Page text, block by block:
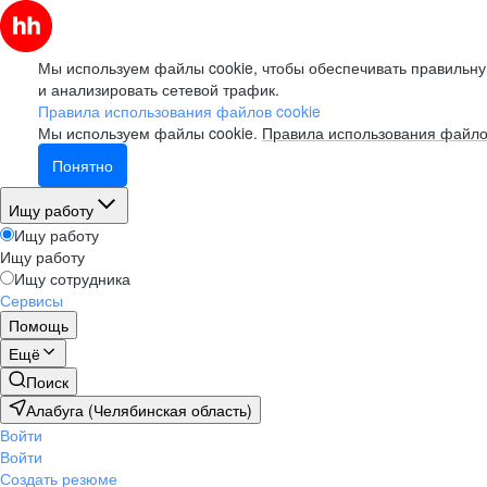
Мы используем файлы cookie, чтобы обеспечивать
и анализировать сетевой трафик.
Правила использования файлов cookie
Мы используем файлы cookie. Правила использования
Понятно
Ищу работу
Ищу работу
Ищу работу
Ищу сотрудника
Сервисы
Помощь
Ещё
Поиск
Алабуга (Челябинская область)
Войти
Войти
Создать резюме